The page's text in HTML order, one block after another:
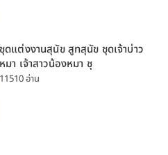
ชุดแต่งงานสุนัข สูทสุนัข ชุดเจ้าบ่าว
หมา เจ้าสาวน้องหมา ชุ
11510 อ่าน